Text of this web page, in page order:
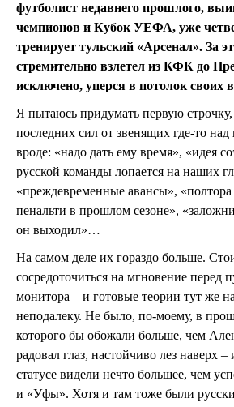
футболист недавнего прошлого,
чемпионов и Кубок УЕФА, уже
тренирует тульский «Арсенал». За
стремительно взлетел из КФК до
исключено, уперся в потолок своих
Я пытаюсь придумать первую строчку,
последних сил от звенящих где-то
вроде: «надо дать ему время», «идея
русской команды лопается на наших
«преждевременные авансы»,
пенальти в прошлом сезоне»,
он выходил»…
На самом деле их гораздо больше.
сосредоточиться на мгновение перед
монитора – и готовые теории тут же
неподалеку. Не было, по-моему, в
которого бы обожали больше, чем
радовал глаз, настойчиво лез наверх
статусе видели нечто большее, чем
и «Уфы». Хотя и там тоже были